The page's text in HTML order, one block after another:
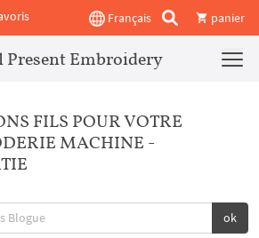
Français panier
Present Embroidery
FILS POUR VOTRE
MACHINE -
ok